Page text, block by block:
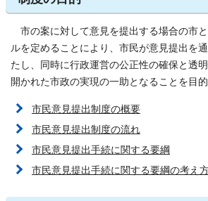
市の案に対して意見を提出する場合の市
ルを定めることにより、市民が意見提出を
たし、同時に行政運営の公正性の確保と透
開かれた市政の実現の一助となることを目的
市民意見提出制度の概要
市民意見提出制度の流れ
市民意見提出手続に関する要綱
市民意見提出手続に関する要綱の考え